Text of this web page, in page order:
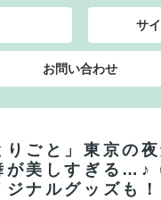
サ
お問い合わせ
りごと」東京の
が美しすぎる…♪
ナルグッズも！